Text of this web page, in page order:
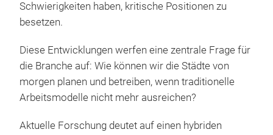
Schwierigkeiten haben, kritische Positionen zu
besetzen.
Diese Entwicklungen werfen eine zentrale Frage für
die Branche auf: Wie können wir die Städte von
morgen planen und betreiben, wenn traditionelle
Arbeitsmodelle nicht mehr ausreichen?
Aktuelle Forschung deutet auf einen hybriden